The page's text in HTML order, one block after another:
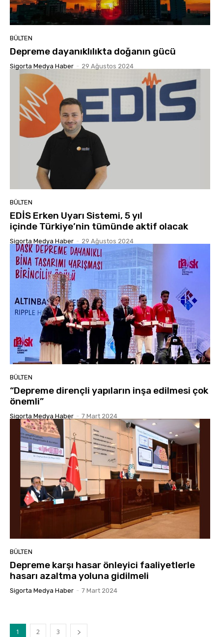
BÜLTEN
Depreme dayanıklılıkta doğanın gücü
Sigorta Medya Haber - 29 Ağustos 2024
BÜLTEN
EDİS Erken Uyarı Sistemi, 5 yıl
içinde Türkiye’nin tümünde aktif olacak
Sigorta Medya Haber - 29 Ağustos 2024
BÜLTEN
“Depreme dirençli yapıların inşa edilmesi çok
önemli”
Sigorta Medya Haber - 7 Mart 2024
BÜLTEN
Depreme karşı hasar önleyici faaliyetlerle
hasarı azaltma yoluna gidilmeli
Sigorta Medya Haber - 7 Mart 2024
1 2 3